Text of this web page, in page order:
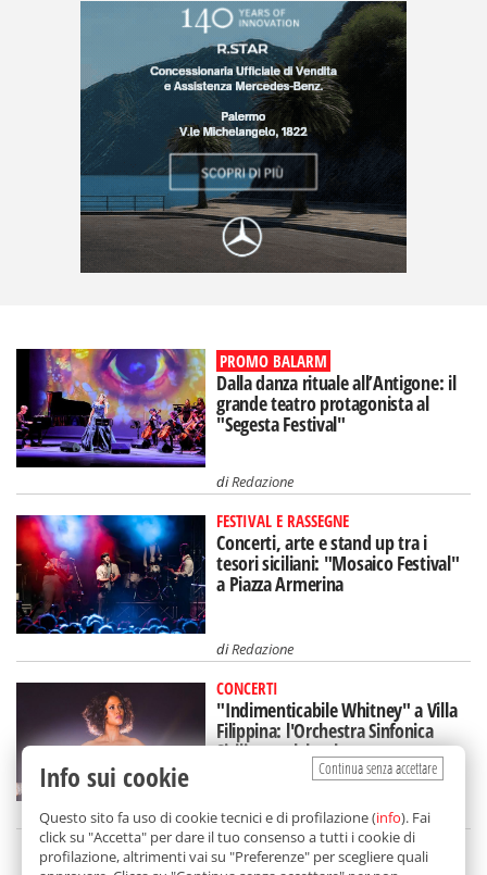
PROMO BALARM
Dalla danza rituale all’Antigone: il
grande teatro protagonista al
"Segesta Festival"
diRedazione
FESTIVAL E RASSEGNE
Concerti, arte e stand up tra i
tesori siciliani: "Mosaico Festival"
a Piazza Armerina
diRedazione
CONCERTI
"Indimenticabile Whitney" a Villa
Filippina: l'Orchestra Sinfonica
Siciliana celebra la star
diRedazione
Continua senza accettare
Info sui cookie
Questo sito fa uso di cookie tecnici e di profilazione (info). Fai
click su "Accetta" per dare il tuo consenso a tutti i cookie di
profilazione, altrimenti vai su "Preferenze" per scegliere quali